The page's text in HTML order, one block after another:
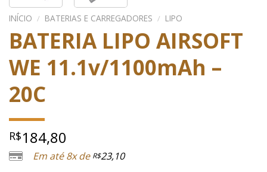
INÍCIO / BATERIAS E CARREGADORES / LIPO
BATERIA LIPO AIRSOFT
WE 11.1v/1100mAh –
20C
R$184,80
Em até 8x de R$23,10